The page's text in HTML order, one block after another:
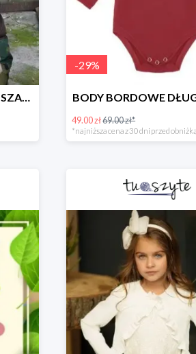
CZAPKA TEDDY ZIMOWA, SZARA
-29%
BODY BORDOWE
49.00 zł69.00 zł*
*najniższa cena z 30 dni przed obniżką